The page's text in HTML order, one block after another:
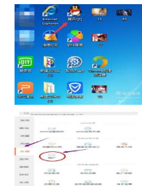
chrome数据转移
如何看认识QQ好友具体多少天
了